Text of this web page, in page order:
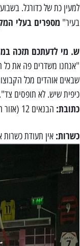
למעין כת של כדורגל.
בעיר" מספרים בעלי
ש. מי לדעתכם תזכה
"אנחנו משדרים פה את כל
שבאים אוהדים מכל
כיפית שיש. לא תופסים צד".
כתובת: הבנאים 12 (אזור התעשייה קרוב למועדון הלורנס). טלפון:
כשרות: אין תעודת